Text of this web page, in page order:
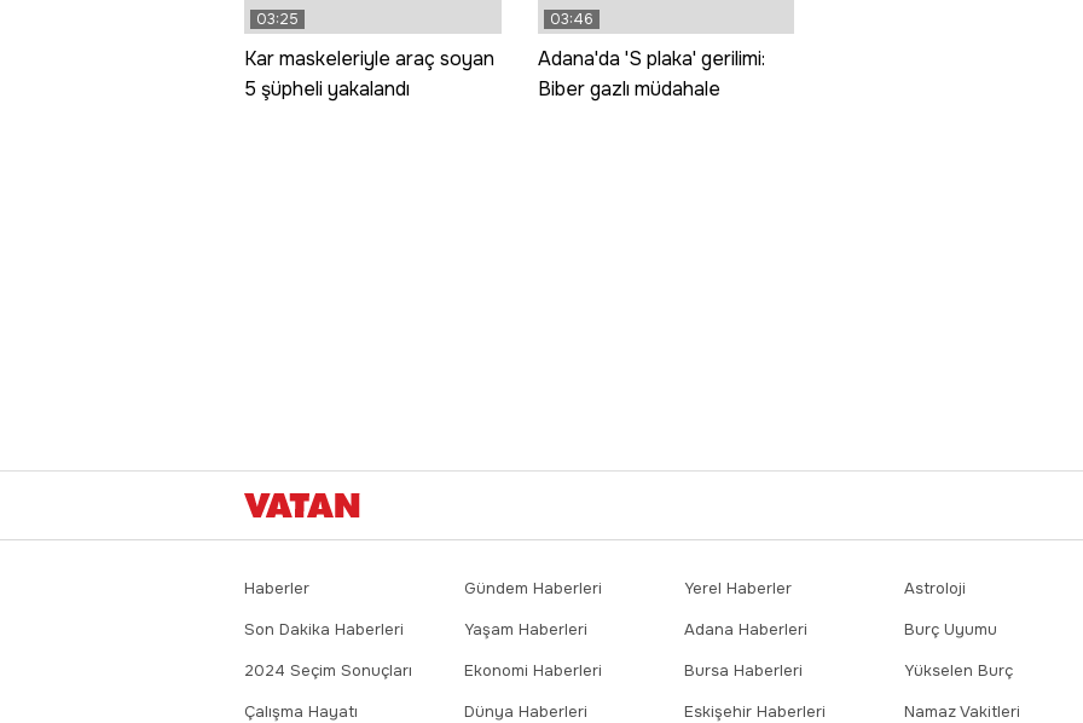
03:25
Kar maskeleriyle araç soyan
5 şüpheli yakalandı
03:46
Adana'da 'S plaka' gerilimi:
Biber gazlı müdahale
Haberler
Son Dakika Haberleri
2024 Seçim Sonuçları
Çalışma Hayatı
Gündem Haberleri
Yaşam Haberleri
Ekonomi Haberleri
Dünya Haberleri
Yerel Haberler
Adana Haberleri
Bursa Haberleri
Eskişehir Haberleri
Astroloji
Burç Uyumu
Yükselen Burç
Namaz Vakitleri